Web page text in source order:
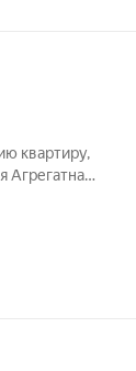
квартиру,